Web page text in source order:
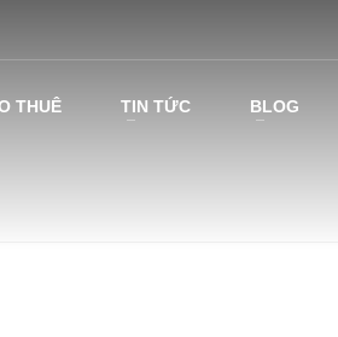
THUÊ TIN TỨC BLOG